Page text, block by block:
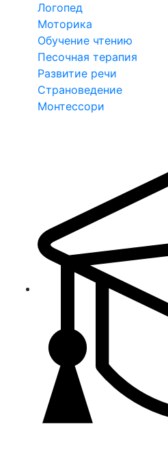
Логопед
Моторика
Обучение чтению
Песочная терапия
Развитие речи
Страноведение
Монтессори